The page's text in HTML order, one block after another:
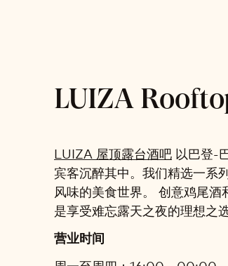
LUIZA
LUIZA 屋顶露台酒吧 以巴登-
宾客沉醉其中。我们精选一系
风味的美食世界。 创意鸡尾
是享受难忘露天之夜的理想之选
营业时间